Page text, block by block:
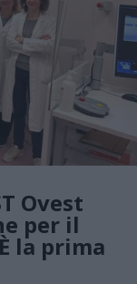
Ovest
per il
la prima